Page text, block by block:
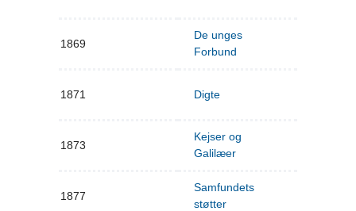
1869
De unges
Forbund
1871 Digte
1873
Kejser og
Galilæer
1877
Samfundets
støtter